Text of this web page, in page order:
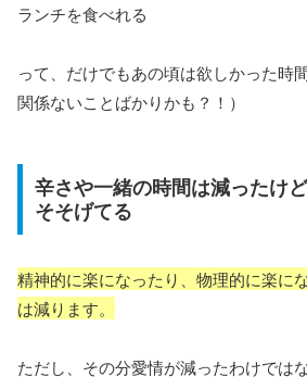
ランチを食べれる
って、だけでもあの頃は欲しかった時
関係ないことばかりかも？！）
辛さや一緒の時間は減ったけ
そそげてる
精神的に楽になったり、物理的に楽に
は減ります。
ただし、その分愛情が減ったわけではな